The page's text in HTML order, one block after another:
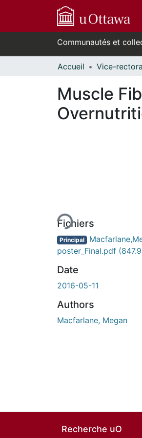
Communautés et
Accueil
Muscle
de chargement...Fichiers
Principal
poster_Final.pdf
Date
2016-05-11
Authors
Macfarlane, Megan
Recherche uO